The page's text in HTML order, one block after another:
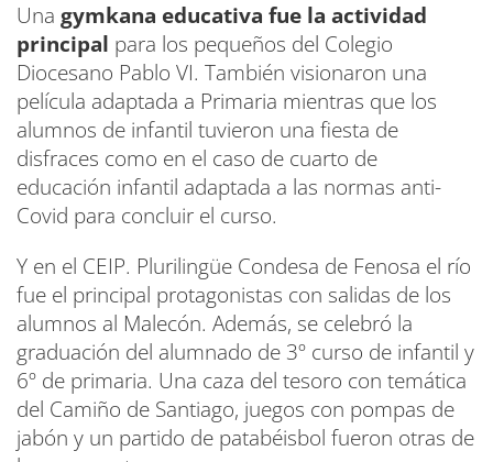
Una gymkana educativa fue la actividad
principal para los pequeños del Colegio
Diocesano Pablo VI. También visionaron una
película adaptada a Primaria mientras que los
alumnos de infantil tuvieron una fiesta de
disfraces como en el caso de cuarto de
educación infantil adaptada a las normas anti-
Covid para concluir el curso.
Y en el CEIP. Plurilingüe Condesa de Fenosa el río
fue el principal protagonistas con salidas de los
alumnos al Malecón. Además, se celebró la
graduación del alumnado de 3º curso de infantil y
6º de primaria. Una caza del tesoro con temática
del Camiño de Santiago, juegos con pompas de
jabón y un partido de patabéisbol fueron otras de